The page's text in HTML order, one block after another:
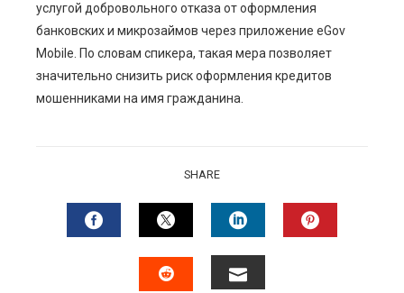
услугой добровольного отказа от оформления
банковских и микрозаймов через приложение eGov
Mobile. По словам спикера, такая мера позволяет
значительно снизить риск оформления кредитов
мошенниками на имя гражданина.
SHARE
FACEBOOKTWITTERLINKEDIN